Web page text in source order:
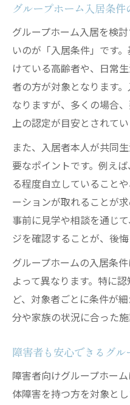
安心して選ぶための
グループホーム
は
グループホーム
ト体制
利用者の声で見
の特徴
認知症グループ
知る
入居費用や条件を比
グループホーム
グループホーム
グループホーム
障害者向けグル
老人ホームとグ
流れ
グループホーム
め方
グループホーム入居条件
グループホーム入居を検
いのが「入居条件」です
けている高齢者や、日常
者の方が対象となります
なりますが、多くの場合
上の認定が目安とされてい
また、入居者本人が共同
要なポイントです。例え
る程度自立していること
ーションが取れることが
事前に見学や相談を通じ
ジを確認することが、後
グループホームの入居条
よって異なります。特に
ど、対象者ごとに条件が
分や家族の状況に合った
障害者も安心できるグ
障害者向けグループホー
体障害を持つ方を対象と